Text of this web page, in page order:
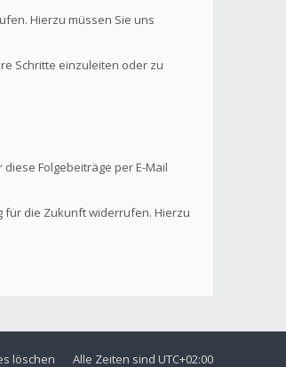
Hierzu müssen Sie uns
Schritte einzuleiten oder zu
Folgebeiträge per E-Mail
für die Zukunft widerrufen. Hierzu
Alle Zeiten sind UTC+02:00
löschen